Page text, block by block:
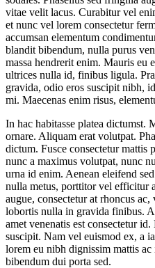
vitae velit lacus. Curabitur vel
et nunc vel lorem consectetur
accumsan elementum
blandit bibendum, nulla purus
massa hendrerit enim. Mauris eu
ultrices nulla id, finibus ligula.
gravida, odio eros suscipit nibh,
mi. Maecenas enim risus,
In hac habitasse platea dictumst.
ornare. Aliquam erat volutpat.
dictum. Fusce consectetur mattis
nunc a maximus volutpat, nunc
urna id enim. Aenean eleifend
nulla metus, porttitor vel efficitur
augue, consectetur at rhoncus
lobortis nulla in gravida finibus.
amet venenatis est consectetur
suscipit. Nam vel euismod ex, a
lorem eu nibh dignissim mattis
bibendum dui porta sed.